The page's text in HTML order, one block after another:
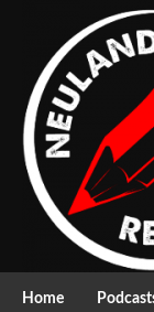
Home